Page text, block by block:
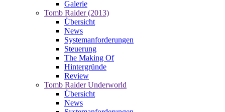
Galerie
Tomb Raider (2013)
Übersicht
News
Systemanforderungen
Steuerung
The Making Of
Hintergründe
Review
Tomb Raider Underworld
Übersicht
News